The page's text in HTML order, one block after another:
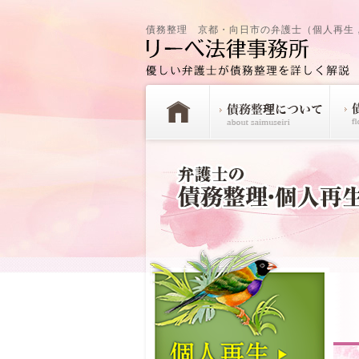
債務整理 京都・向日市の弁護士（個人再生